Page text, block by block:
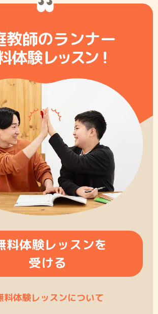
教師のランナー
体験レッスン！
料体験レッスンを
受ける
料体験レッスンについて